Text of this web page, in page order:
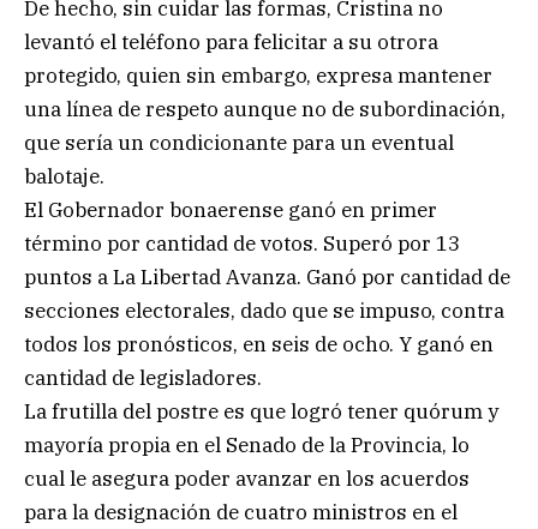
De hecho, sin cuidar las formas, Cristina no
levantó el teléfono para felicitar a su otrora
protegido, quien sin embargo, expresa mantener
una línea de respeto aunque no de subordinación,
que sería un condicionante para un eventual
balotaje.
El Gobernador bonaerense ganó en primer
término por cantidad de votos. Superó por 13
puntos a La Libertad Avanza. Ganó por cantidad de
secciones electorales, dado que se impuso, contra
todos los pronósticos, en seis de ocho. Y ganó en
cantidad de legisladores.
La frutilla del postre es que logró tener quórum y
mayoría propia en el Senado de la Provincia, lo
cual le asegura poder avanzar en los acuerdos
para la designación de cuatro ministros en el